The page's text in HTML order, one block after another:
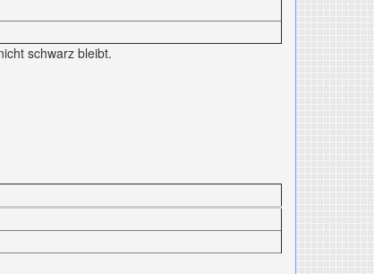
schwarz bleibt.